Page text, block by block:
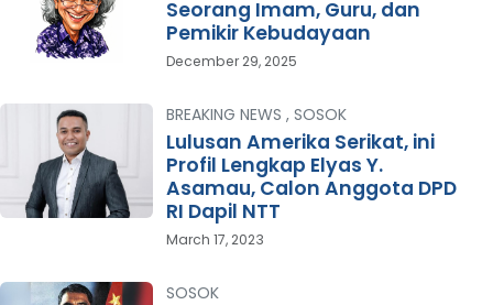
Seorang Imam, Guru, dan
Pemikir Kebudayaan
December 29, 2025
BREAKING NEWS , SOSOK
Lulusan Amerika Serikat, ini
Profil Lengkap Elyas Y.
Asamau, Calon Anggota DPD
RI Dapil NTT
March 17, 2023
SOSOK